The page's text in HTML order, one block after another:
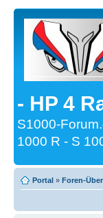
- HP 4
S1000-
1000 R - S
Portal » Foren-